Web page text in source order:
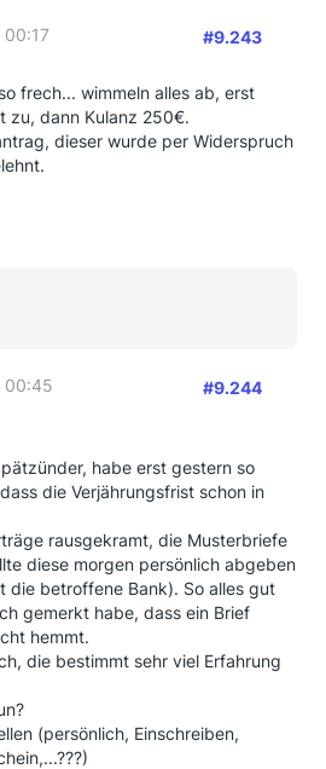
00:17 #9.243
frech... wimmeln alles ab, erst
zu, dann Kulanz 250€.
dieser wurde per Widerspruch
00:45 #9.244
habe erst gestern so
die Verjährungsfrist schon in
rausgekramt, die Musterbriefe
diese morgen persönlich abgeben
die betroffene Bank). So alles gut
gemerkt habe, dass ein Brief
hemmt.
die bestimmt sehr viel Erfahrung
(persönlich, Einschreiben,